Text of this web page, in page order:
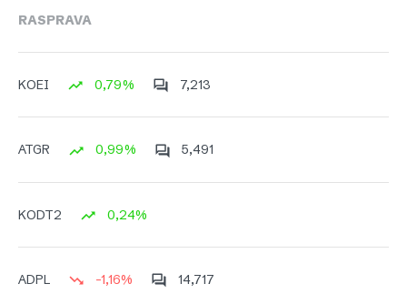
RASPRAVA
KOEI 0,79% 7,213
ATGR 0,99% 5,491
KODT2 0,24%
ADPL -1,16% 14,717